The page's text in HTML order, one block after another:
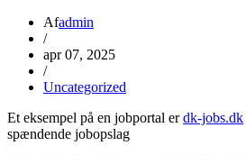
Afadmin
/
apr 07, 2025
/
Uncategorized
Et eksempel på en jobportal erdk-jobs.dk
spændende jobopslag